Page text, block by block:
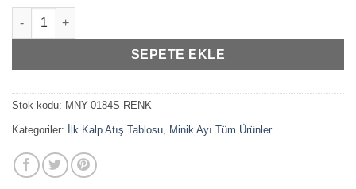
Çocuğunuzun İlk Kalp Atışı Tablosu adet
SEPETE EKLE
Stok kodu: MNY-0184S-RENK
Kategoriler: İlk Kalp Atış Tablosu Minik Ayı Tüm Ürünler